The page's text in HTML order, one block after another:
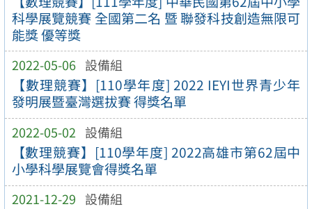
科學展覽競賽 全國第二名 暨 聯發科技創造無限可
能獎 優等獎
2022-05-06 設備組
【數理競賽】[110學年度] 2022 IEYI世界青少年
發明展暨臺灣選拔賽 得獎名單
2022-05-02 設備組
【數理競賽】[110學年度] 2022高雄市第62屆中
小學科學展覽會得獎名單
2021-12-29 設備組